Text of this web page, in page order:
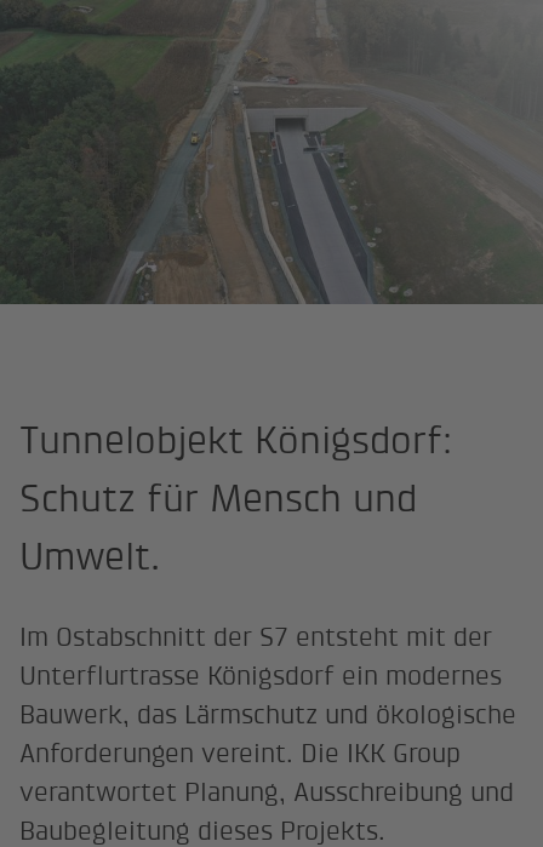
Tunnelobjekt Königsdorf:
Schutz für Mensch und
Umwelt.
Im Ostabschnitt der S7 entsteht mit der
Unterflurtrasse Königsdorf ein modernes
Bauwerk, das Lärmschutz und ökologische
Anforderungen vereint. Die IKK Group
verantwortet Planung, Ausschreibung und
Baubegleitung dieses Projekts.